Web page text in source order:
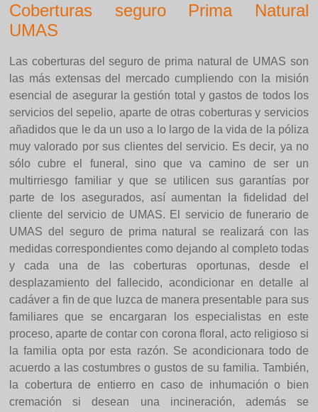
Coberturas seguro Prima Natural
UMAS
Las coberturas del seguro de prima natural de UMAS son
las más extensas del mercado cumpliendo con la misión
esencial de asegurar la gestión total y gastos de todos los
servicios del sepelio, aparte de otras coberturas y servicios
añadidos que le da un uso a lo largo de la vida de la póliza
muy valorado por sus clientes del servicio. Es decir, ya no
sólo cubre el funeral, sino que va camino de ser un
multirriesgo familiar y que se utilicen sus garantías por
parte de los asegurados, así aumentan la fidelidad del
cliente del servicio de UMAS. El servicio de funerario de
UMAS del seguro de prima natural se realizará con las
medidas correspondientes como dejando al completo todas
y cada una de las coberturas oportunas, desde el
desplazamiento del fallecido, acondicionar en detalle al
cadáver a fin de que luzca de manera presentable para sus
familiares que se encargaran los especialistas en este
proceso, aparte de contar con corona floral, acto religioso si
la familia opta por esta razón. Se acondicionara todo de
acuerdo a las costumbres o gustos de su familia. También,
la cobertura de entierro en caso de inhumación o bien
cremación si desean una incineración, además se